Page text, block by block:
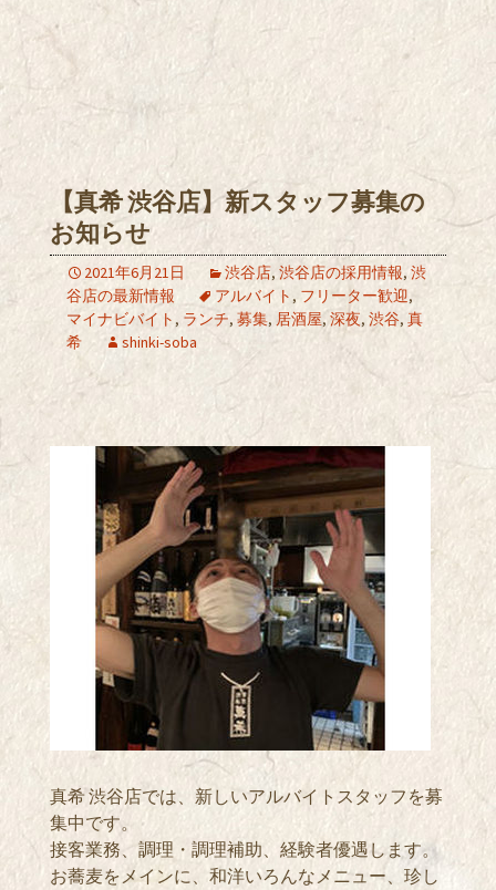
【真希 渋谷店】新スタッフ募集の
お知らせ
2021年6月21日 渋谷店, 渋谷店の採用情報, 渋
谷店の最新情報
アルバイト, フリーター歓迎,
マイナビバイト, ランチ, 募集, 居酒屋,深夜, 渋谷, 真
希
shinki-soba
真希 渋谷店では、新しいアルバイトスタッフを募
集中です。
接客業務、調理・調理補助、経験者優遇します。
お蕎麦をメインに、和洋いろんなメニュー、珍し